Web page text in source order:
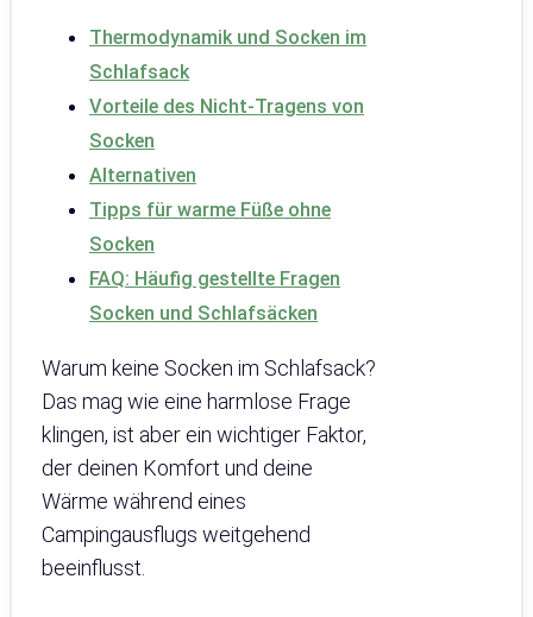
Thermodynamik und Socken im
Schlafsack
Vorteile des Nicht-Tragens von
Socken
Alternativen
Tipps für warme Füße ohne
Socken
FAQ: Häufig gestellte Fragen
Socken und Schlafsäcken
Warum keine Socken im Schlafsack?
Das mag wie eine harmlose Frage
klingen, ist aber ein wichtiger Faktor,
der deinen Komfort und deine
Wärme während eines
Campingausflugs weitgehend
beeinflusst.